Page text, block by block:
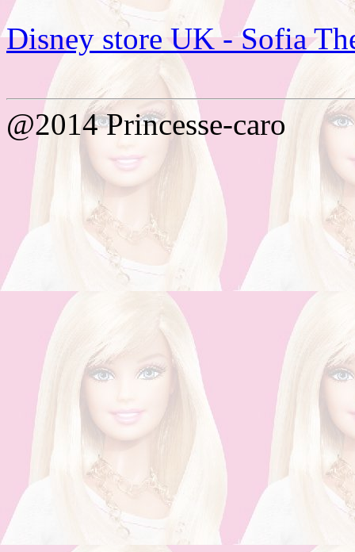
Disney store UK - Sofia
@2014 Princesse-caro